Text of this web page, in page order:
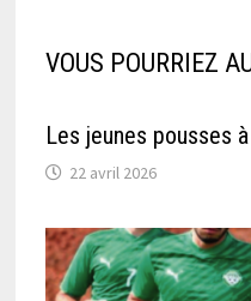
VOUS POURRIEZ
Les jeunes pousses
22 avril 2026